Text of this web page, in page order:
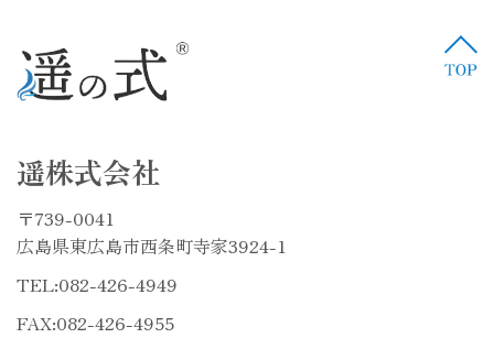
遥株式会社
〒739-0041
広島県東広島市西条町寺家3924-1
TEL:082-426-4949
FAX:082-426-4955